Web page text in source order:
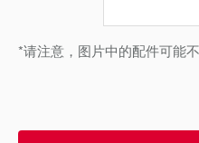
*请注意，图片中的配件可能不